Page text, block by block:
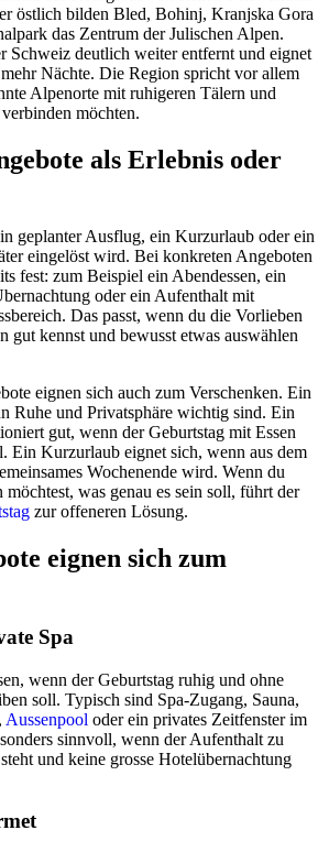
östlich bilden Bled, Bohinj, Kranjska Gora
das Zentrum der Julischen Alpen.
Schweiz deutlich weiter entfernt und eignet
Nächte. Die Region spricht vor allem
Alpenorte mit ruhigeren Tälern und
möchten.
als Erlebnis oder
geplanter Ausflug, ein Kurzurlaub oder ein
eingelöst wird. Bei konkreten Angeboten
fest: zum Beispiel ein Abendessen, ein
oder ein Aufenthalt mit
Das passt, wenn du die Vorlieben
gut kennst und bewusst etwas auswählen
eignen sich auch zum Verschenken. Ein
Ruhe und Privatsphäre wichtig sind. Ein
gut, wenn der Geburtstag mit Essen
Ein Kurzurlaub eignet sich, wenn aus dem
Wochenende wird. Wenn du
möchtest, was genau es sein soll, führt der
zur offeneren Lösung.
eignen sich zum
Spa
wenn der Geburtstag ruhig und ohne
soll. Typisch sind Spa-Zugang, Sauna,
, Aussenpool oder ein privates Zeitfenster im
sinnvoll, wenn der Aufenthalt zu
und keine grosse Hotelübernachtung